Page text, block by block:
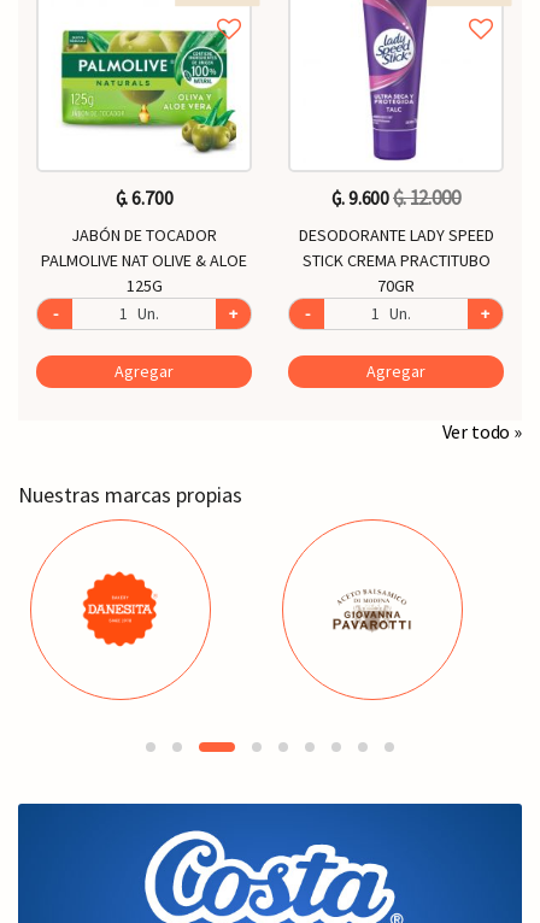
₲. 6.700
JABÓN DE TOCADOR
PALMOLIVE NAT OLIVE & ALOE
125G
-
Un. +
Agregar
₲. 9.600₲. 12.000
DESODORANTE LADY SPEED
STICK CREMA PRACTITUBO
70GR
-
Un. +
Agregar
Ver todo »
Nuestras marcas propias